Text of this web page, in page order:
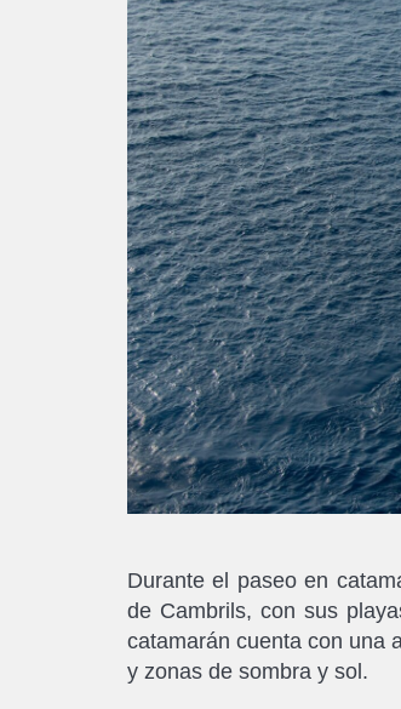
Durante el paseo en
de Cambrils, con sus
catamarán cuenta con una
y zonas de sombra y sol.